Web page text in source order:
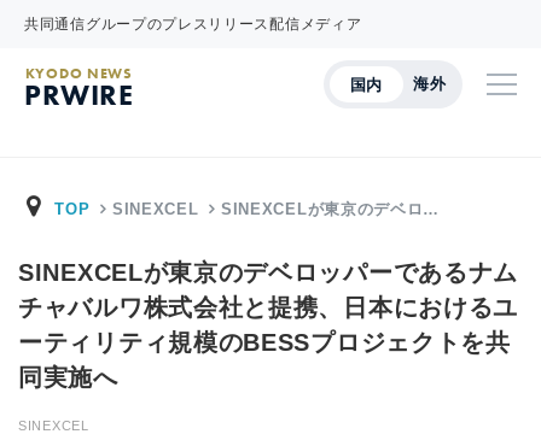
共同通信グループのプレスリリース配信メディア
国内 海外
KYODO NEWS
PRWIRE
TOP SINEXCEL SINEXCELが東京のデベロ…
SINEXCELが東京のデベロッパーであるナム
チャバルワ株式会社と提携、日本におけるユ
ーティリティ規模のBESSプロジェクトを共
同実施へ
SINEXCEL